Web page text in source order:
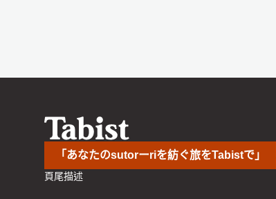
「あなたのsutorーriを紡ぐ旅をTabistで」
頁尾描述